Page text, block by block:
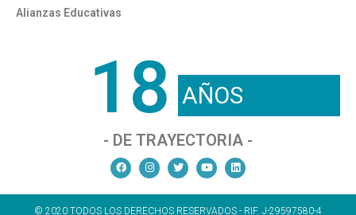
Alianzas Educativas
18 AÑOS
- DE TRAYECTORIA -
© 2020 TODOS LOS DERECHOS RESERVADOS - RIF. J-29597580-4